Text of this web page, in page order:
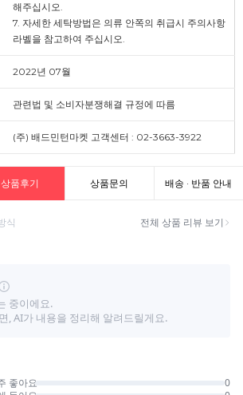
해주십시오.
7. 자세한 세탁방법은 의류 안쪽의 취급시 주의사항
라벨을 참고하여 주십시오.
2022년 07월
관련법 및 소비자분쟁해결 규정에 따름
(주) 배드민턴마켓 고객센터 : 02-3663-3922
상품후기 상품문의 배송 · 반품 안내